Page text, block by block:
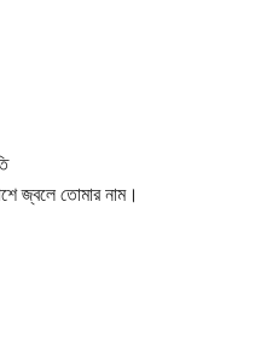
জ্বলে তোমার নাম।